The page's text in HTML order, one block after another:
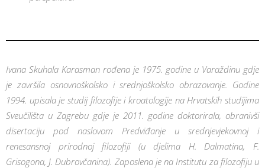
Ivana Skuhala Karasman rođena je 1975. godine u Varaždinu gdje
je završila osnovnoškolsko i srednjoškolsko obrazovanje. Godine
1994. upisala je studij filozofije i kroatologije na Hrvatskih studijima
Sveučilišta u Zagrebu gdje je 2011. godine doktorirala, obranivši
disertaciju pod naslovom Predviđanje u srednjevjekovnoj i
renesansnoj prirodnoj filozofiji (u djelima H. Dalmatina, F.
Grisogona, J. Dubrovčanina). Zaposlena je na Institutu za filozofiju u